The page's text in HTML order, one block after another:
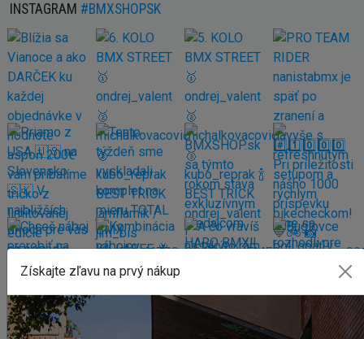
INSTAGRAM #BMXSHOPSK
Získajte zľavu na prvý nákup